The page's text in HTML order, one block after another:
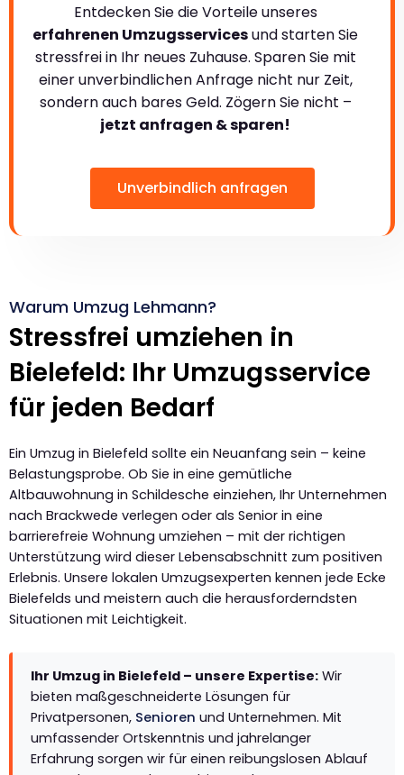
Entdecken Sie die Vorteile unseres
erfahrenen Umzugsservicesund starten Sie
stressfrei in Ihr neues Zuhause. Sparen Sie mit
einer unverbindlichen Anfrage nicht nur Zeit,
sondern auch bares Geld. Zögern Sie nicht –
jetzt anfragen & sparen!
Unverbindlich anfragen
Warum Umzug Lehmann?
Stressfrei umziehen in
Bielefeld: Ihr Umzugsservice
für jeden Bedarf
Ein Umzug in Bielefeld sollte ein Neuanfang sein – keine
Belastungsprobe. Ob Sie in eine gemütliche
Altbauwohnung in Schildesche einziehen, Ihr Unternehmen
nach Brackwede verlegen oder als Senior in eine
barrierefreie Wohnung umziehen – mit der richtigen
Unterstützung wird dieser Lebensabschnitt zum positiven
Erlebnis. Unsere lokalen Umzugsexperten kennen jede Ecke
Bielefelds und meistern auch die herausforderndsten
Situationen mit Leichtigkeit.
Ihr Umzug in Bielefeld – unsere Expertise: Wir
bieten maßgeschneiderte Lösungen für
Privatpersonen, Senioren und Unternehmen. Mit
umfassender Ortskenntnis und jahrelanger
Erfahrung sorgen wir für einen reibungslosen Ablauf